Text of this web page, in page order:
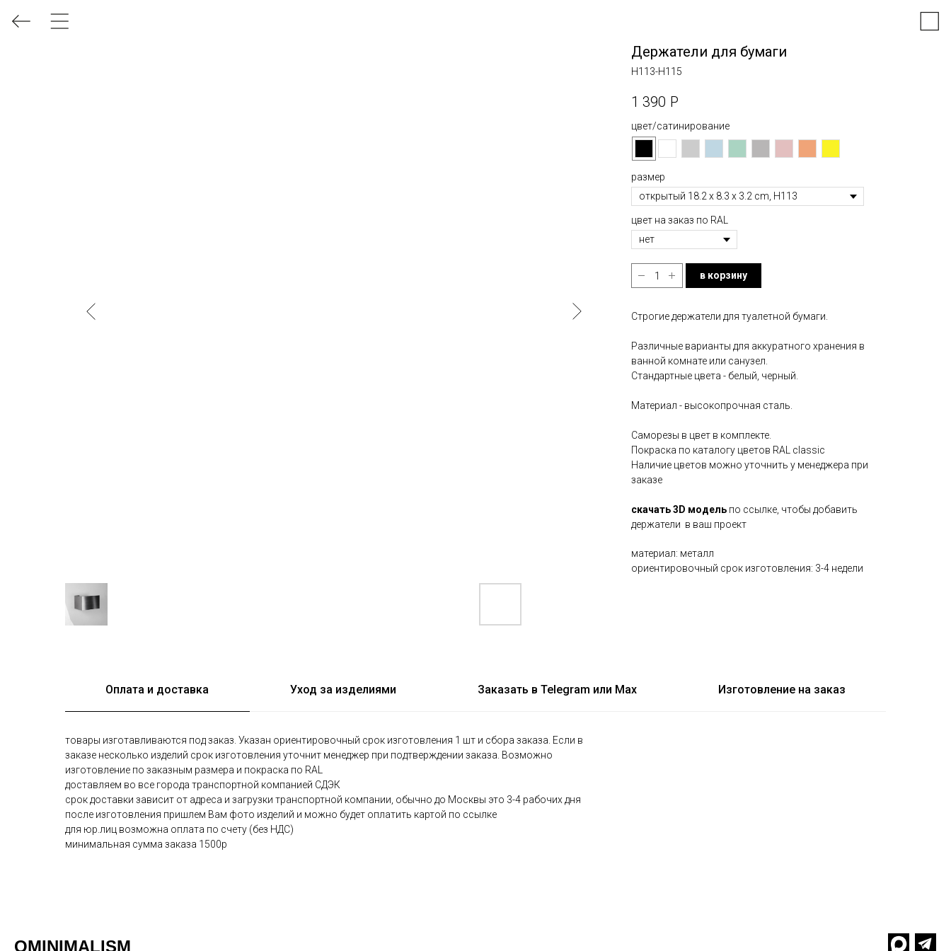
Держатели для бумаги
H113-H115
1 390 Р
цвет/сатинирование
размер
цвет на заказ по RAL
в корзину
Строгие держатели для туалетной бумаги.
Различные варианты для аккуратного хранения в
ванной комнате или санузел.
Cтандартные цвета - белый, черный.
Материал - высокопрочная сталь.
Саморезы в цвет в комплекте.
Покраска по каталогу цветов RAL classic
Наличие цветов можно уточнить у менеджера при
заказе
скачать 3D модель по ссылке, чтобы добавить
держатели в ваш проект
материал: металл
ориентировочный срок изготовления: 3-4 недели
Оплата и доставка Уход за изделиями Заказать в Telegram или Max Изготовление на заказ
товары изготавливаются под заказ. Указан ориентировочный срок изготовления 1 шт и сбора заказа. Если в
заказе несколько изделий срок изготовления уточнит менеджер при подтверждении заказа. Возможно
изготовление по заказным размера и покраска по RAL
доставляем во все города транспортной компанией СДЭК
срок доставки зависит от адреса и загрузки транспортной компании, обычно до Москвы это 3-4 рабочих дня
после изготовления пришлем Вам фото изделий и можно будет оплатить картой по ссылке
для юр.лиц возможна оплата по счету (без НДС)
минимальная сумма заказа 1500р
OMINIMALISM